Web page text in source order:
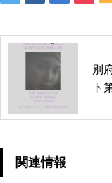
別
ト
関連情報